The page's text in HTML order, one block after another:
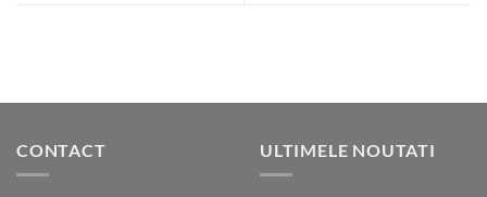
CONTACT ULTIMELE NOUTATI